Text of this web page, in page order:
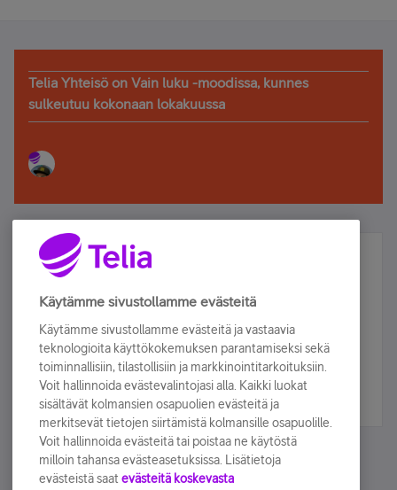
Telia Yhteisö on Vain luku -moodissa, kunnes
sulkeutuu kokonaan lokakuussa
Älä jää paitsi – osallistu ja voita!
Tilaa Telian uutiskirje ja olet mukana arvonnassa.
sähköpostiisi.
Tilaa nyt
Käytämme sivustollamme evästeitä
Käytämme sivustollamme evästeitä ja vastaavia
teknologioita käyttökokemuksen parantamiseksi sekä
toiminnallisiin, tilastollisiin ja markkinointitarkoituksiin.
Voit hallinnoida evästevalintojasi alla. Kaikki luokat
sisältävät kolmansien osapuolien evästeitä ja
merkitsevät tietojen siirtämistä kolmansille osapuolille.
Voit hallinnoida evästeitä tai poistaa ne käytöstä
milloin tahansa evästeasetuksissa. Lisätietoja
evästeistä saat evästeitä koskevasta